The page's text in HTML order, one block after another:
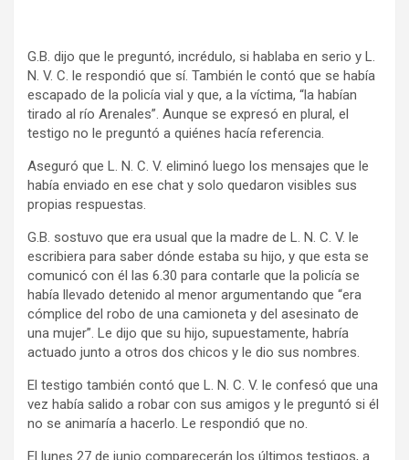
G.B. dijo que le preguntó, incrédulo, si hablaba en serio y L.
N. V. C. le respondió que sí. También le contó que se había
escapado de la policía vial y que, a la víctima, “la habían
tirado al río Arenales”. Aunque se expresó en plural, el
testigo no le preguntó a quiénes hacía referencia.
Aseguró que L. N. C. V. eliminó luego los mensajes que le
había enviado en ese chat y solo quedaron visibles sus
propias respuestas.
G.B. sostuvo que era usual que la madre de L. N. C. V. le
escribiera para saber dónde estaba su hijo, y que esta se
comunicó con él las 6.30 para contarle que la policía se
había llevado detenido al menor argumentando que “era
cómplice del robo de una camioneta y del asesinato de
una mujer”. Le dijo que su hijo, supuestamente, habría
actuado junto a otros dos chicos y le dio sus nombres.
El testigo también contó que L. N. C. V. le confesó que una
vez había salido a robar con sus amigos y le preguntó si él
no se animaría a hacerlo. Le respondió que no.
El lunes 27 de junio comparecerán los últimos testigos, a